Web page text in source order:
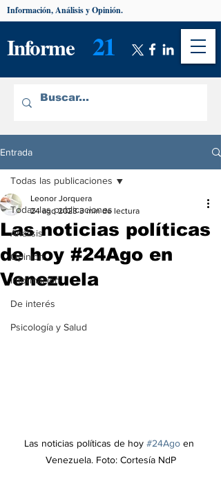
Informe 21
Información, Análisis y Opinión.
Entrada
Todas las publicaciones
Análisis
Opinión
Información
De interés
Psicología y Salud
Todas las publicaciones
Las noticias políticas
de hoy #24Ago en
Venezuela
Leonor Jorquera
24 ago 2023 3 min de lectura
Las noticias políticas de hoy #24Ago en
Venezuela. Foto: Cortesía NdP